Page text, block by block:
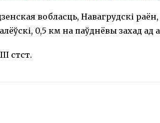
вобласць, Навагрудскі
0,5 км на паўднёвы захад ад
стст.